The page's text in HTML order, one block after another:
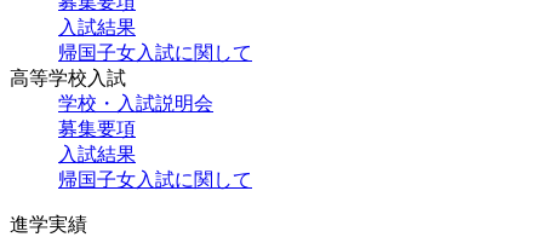
入試結果
帰国子女入試に関して
高等学校入試
学校・入試説明会
募集要項
入試結果
帰国子女入試に関して
進学実績